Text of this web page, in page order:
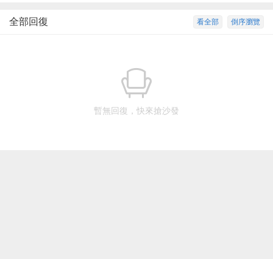
倒序瀏覽
看全部
全部回復
暫無回復，快來搶沙發